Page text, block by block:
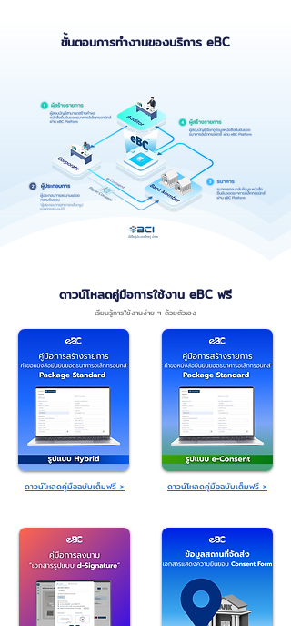
ขั้นตอนการทำงานของบริการ eBC
บีซีไอ (ประเทศไทย) จำกัด
ดาวน์โหลดคู่มือการใช้งาน eBC ฟรี
เรียนรู้การใช้งานง่าย ๆ ด้วยตัวเอง
ดาวน์โหลดคู่มือฉบับเต็มฟรี > ดาวน์โหลดคู่มือฉบับเต็มฟรี >